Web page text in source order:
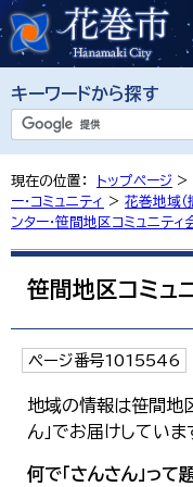
キーワードから探す
現在の位置： トップページ >
ー・コミュニティ > 花巻地域（
ンター・笹間地区コミュニティ
笹間地区コミュ
ページ番号1015546
地域の情報は笹間地
ん」でお届けしていま
何で「さんさん」って